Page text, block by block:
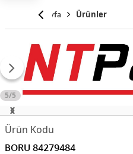
Anasayfa Ürünler
5/5
BORU 84279484